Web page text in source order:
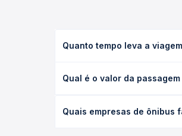
Quanto tempo leva a
executivo ou leito) e as
Qual é o valor da
poltrona e a antecedência da
Quais empresas de ônibus